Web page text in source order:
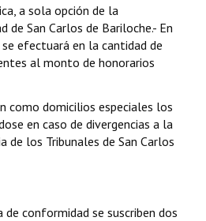
a sola opción de la
de San Carlos de Bariloche.- En
efectuará en la cantidad de
al monto de honorarios
domicilios especiales los
en caso de divergencias a la
de los Tribunales de San Carlos
de conformidad se suscriben dos